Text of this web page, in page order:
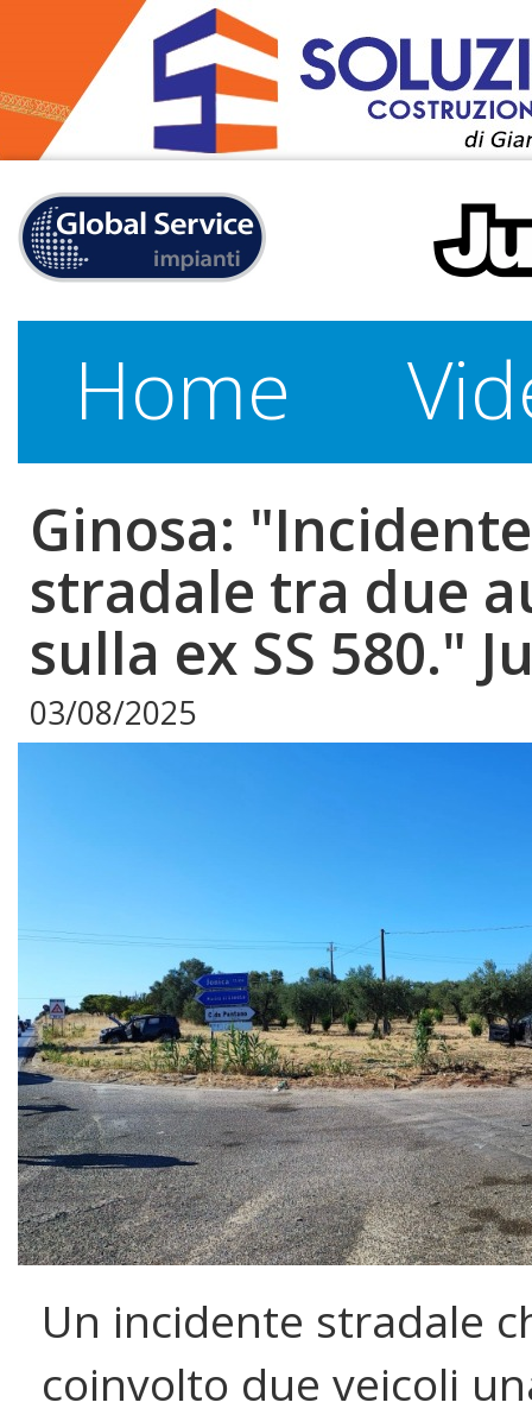
Home
Ginosa: "Incidente
stradale tra due
sulla ex SS 580."
03/08/2025
Un incidente stradale
coinvolto due veicoli